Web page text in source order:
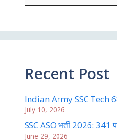
Recent Post
Indian Army SSC Tech
July 10, 2026
SSC ASO भर्ती 2026: 341
June 29, 2026